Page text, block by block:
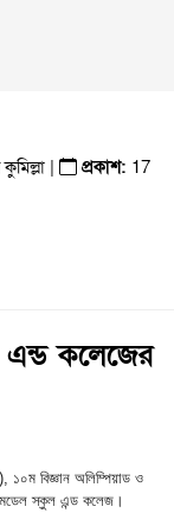
| প্রকাশ: 17
এন্ড কলেজের
১০ম বিজ্ঞান অলিম্পিয়াড ও
মডেল স্কুল এন্ড কলেজ।